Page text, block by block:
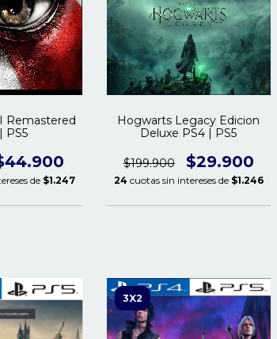
Remastered
PS5
de $1.247
Hogwarts Legacy Edicion
Deluxe PS4 | PS5
$199.900 $29.900
24 cuotas sin intereses de $1.246
3X2